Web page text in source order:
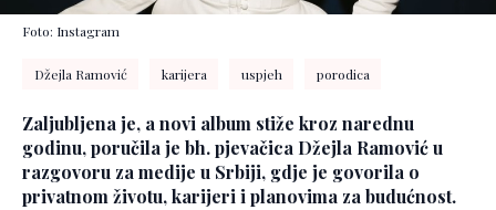
Foto: Instagram
Džejla Ramović karijera uspjeh porodica
Zaljubljena je, a novi album stiže kroz narednu
godinu, poručila je bh. pjevačica Džejla Ramović u
razgovoru za medije u Srbiji, gdje je govorila o
privatnom životu, karijeri i planovima za budućnost.